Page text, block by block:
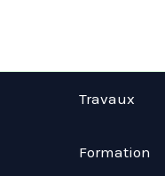
Travaux
Formation